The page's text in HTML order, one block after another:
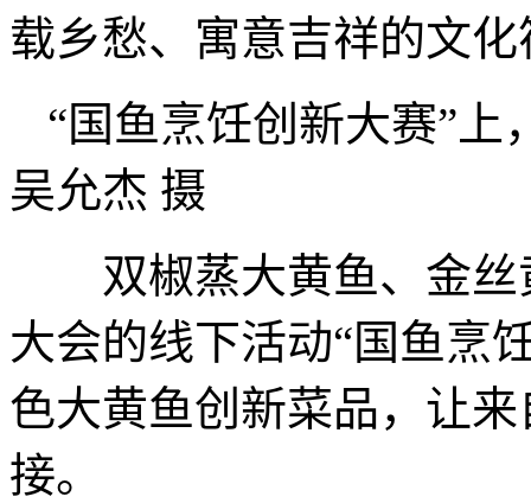
载乡愁、寓意吉祥的文化
“国鱼烹饪创新大赛”
吴允杰 摄
双椒蒸大黄鱼、金丝
大会的线下活动“国鱼烹
色大黄鱼创新菜品，让
接。